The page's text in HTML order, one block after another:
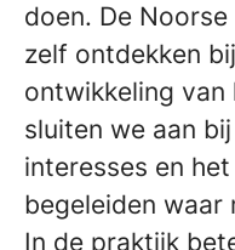
doen. De
zelf ontdekken
ontwikkeling van
sluiten we aan
interesses en
begeleiden waar
In de praktijk